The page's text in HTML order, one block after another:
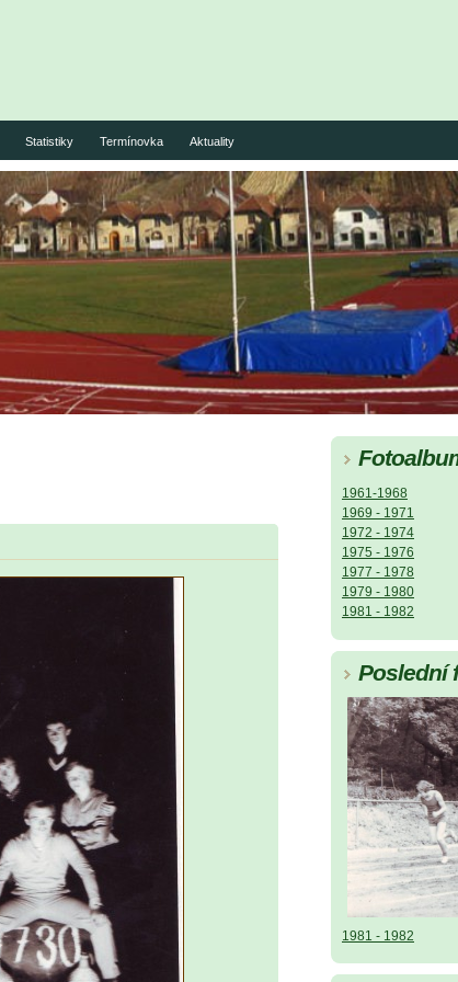
Statistiky Termínovka Aktuality
1961-1968
1969 - 1971
1972 - 1974
1975 - 1976
1977 - 1978
1979 - 1980
1981 - 1982
Poslední
1981 - 1982